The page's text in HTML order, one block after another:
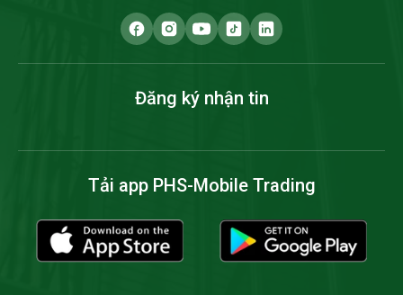
Đăng ký nhận tin
Tải app PHS-Mobile Trading